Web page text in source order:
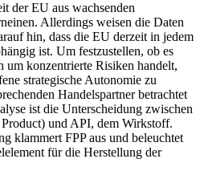
der EU aus wachsenden
Allerdings weisen die Daten
hin, dass die EU derzeit in jedem
ist. Um festzustellen, ob es
um kon­zentrierte Risiken handelt,
strategische Autonomie zu
Handelspartner betrachtet
ist die Unter­scheidung zwischen
und API, dem Wirkstoff.
klammert FPP aus und beleuchtet
für die Her­stellung der